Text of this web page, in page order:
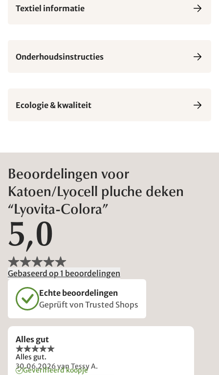
Textiel informatie
Onderhoudsinstructies
Ecologie & kwaliteit
Beoordelingen voor
Katoen/Lyocell pluche deken
“Lyovita-Colora”
5,0
Gebaseerd op 1 beoordelingen
Echte beoordelingen
Geprüft von Trusted Shops
Alles gut
Alles gut.
30.06.2026van Tessy A.
Geverifieerd koopje